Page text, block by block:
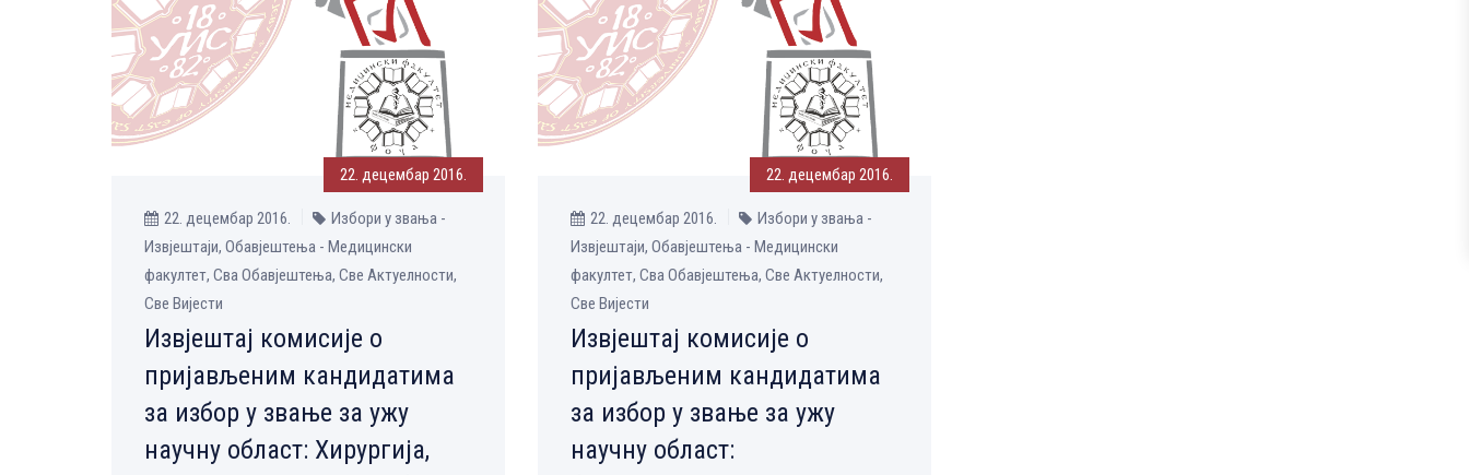
22. децембар 2016.
22. децембар 2016.
Избори у звања -
Извјештаји, Обавјештења - Медицински
факултет, Сва Обавјештења, Све Aктуелности,
Све Вијести
Извјештај комисије о
пријављеним кандидатима
за избор у звање за ужу
научну област: Хирургија,
22. децембар 2016.
22. децембар 2016.
Избори у звања -
Извјештаји, Обавјештења - Медицински
факултет, Сва Обавјештења, Све Aктуелности,
Све Вијести
Извјештај комисије о
пријављеним кандидатима
за избор у звање за ужу
научну област: